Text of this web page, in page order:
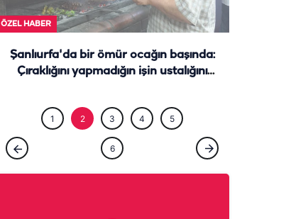
ÖZEL HABER
Şanlıurfa'da bir ömür ocağın başında:
Çıraklığını yapmadığın işin ustalığını
1 2 3 4 5
6